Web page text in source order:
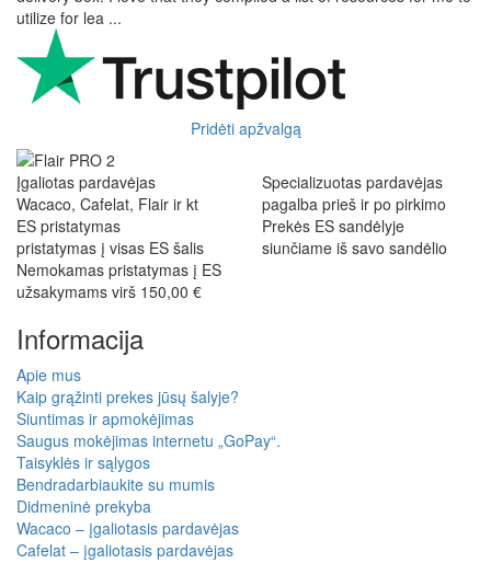
utilize for lea ...
Pridėti apžvalgą
Įgaliotas pardavėjas
Wacaco, Cafelat, Flair ir kt
Specializuotas pardavėjas
pagalba prieš ir po pirkimo
ES pristatymas
pristatymas į visas ES šalis
Prekės ES sandėlyje
siunčiame iš savo sandėlio
Nemokamas pristatymas į ES
užsakymams virš 150,00 €
Informacija
Apie mus
Kaip grąžinti prekes jūsų šalyje?
Siuntimas ir apmokėjimas
Saugus mokėjimas internetu „GoPay“.
Taisyklės ir sąlygos
Bendradarbiaukite su mumis
Didmeninė prekyba
Wacaco – įgaliotasis pardavėjas
Cafelat – įgaliotasis pardavėjas